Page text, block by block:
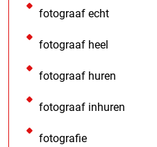
fotograaf echt
fotograaf heel
fotograaf huren
fotograaf inhuren
fotografie